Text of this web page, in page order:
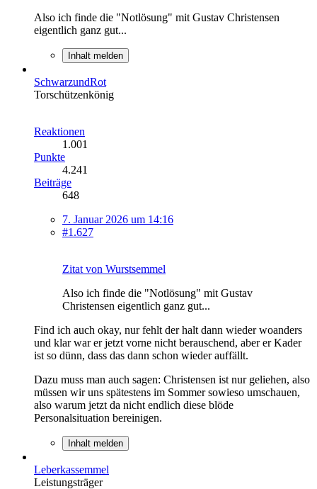
Also ich finde die "Notlösung" mit Gustav Christensen
eigentlich ganz gut...
Inhalt melden
SchwarzundRot
Torschützenkönig
Reaktionen
1.001
Punkte
4.241
Beiträge
648
7. Januar 2026 um 14:16
#1.627
Zitat von Wurstsemmel
Also ich finde die "Notlösung" mit Gustav
Christensen eigentlich ganz gut...
Find ich auch okay, nur fehlt der halt dann wieder woanders
und klar war er jetzt vorne nicht berauschend, aber er Kader
ist so dünn, dass das dann schon wieder auffällt.
Dazu muss man auch sagen: Christensen ist nur geliehen, also
müssen wir uns spätestens im Sommer sowieso umschauen,
also warum jetzt da nicht endlich diese blöde
Personalsituation bereinigen.
Inhalt melden
Leberkassemmel
Leistungsträger